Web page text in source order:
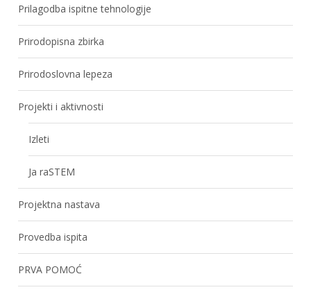
Prilagodba ispitne tehnologije
Prirodopisna zbirka
Prirodoslovna lepeza
Projekti i aktivnosti
Izleti
Ja raSTEM
Projektna nastava
Provedba ispita
PRVA POMOĆ